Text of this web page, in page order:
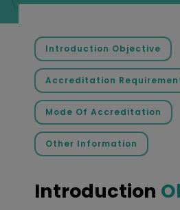
Introduction Objective
Accreditation
Mode Of Accreditation
Other Information
Introduction